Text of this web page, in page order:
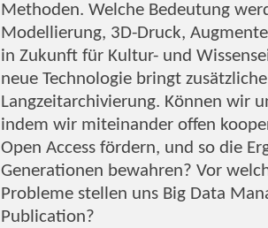
Methoden. Welche Bedeutung
Modellierung, 3D-Druck,
in Zukunft für Kultur- und
neue Technologie bringt
Langzeitarchivierung. Können wir
indem wir miteinander offen
Open Access fördern, und so die
Generationen bewahren? Vor
Probleme stellen uns Big Data
Publication?